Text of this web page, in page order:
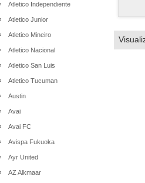
Atletico Independiente
Atletico Junior
Atletico Mineiro
Atletico Nacional
Atletico San Luis
Atletico Tucuman
Austin
Avai
Avai FC
Avispa Fukuoka
Ayr United
AZ Alkmaar